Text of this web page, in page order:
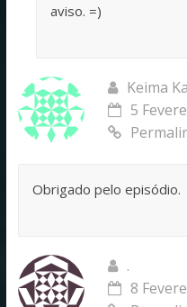
aviso. =)
Keima
5
Obrigado pelo episódio.
.
8